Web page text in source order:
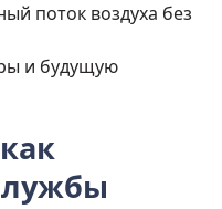
поток воздуха без
и будущую